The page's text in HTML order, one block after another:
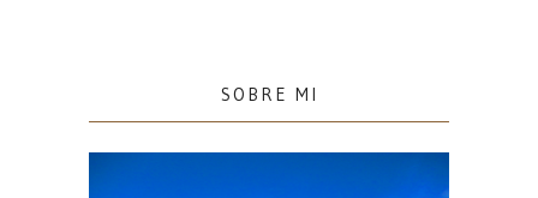
SOBRE MI